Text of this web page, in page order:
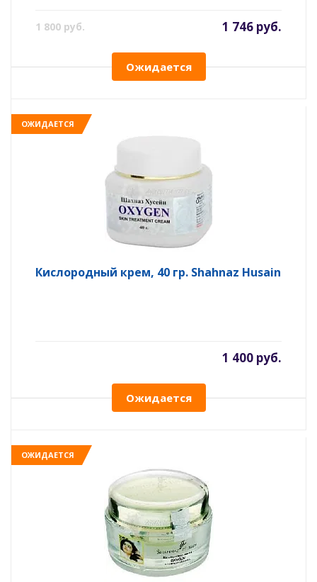
1 800 руб. 1 746 руб.
Ожидается
ОЖИДАЕТСЯ
Кислородный крем, 40 гр. Shahnaz Husain
1 400 руб.
Ожидается
ОЖИДАЕТСЯ